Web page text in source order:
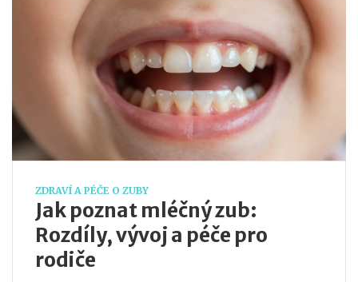
ZDRAVÍ A PÉČE O ZUBY
Jak poznat mléčný zub:
Rozdíly, vývoj a péče pro
rodiče